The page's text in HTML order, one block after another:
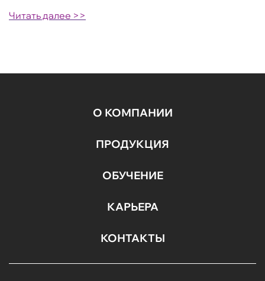
Читать далее >>
О КОМПАНИИ
ПРОДУКЦИЯ
ОБУЧЕНИЕ
КАРЬЕРА
КОНТАКТЫ